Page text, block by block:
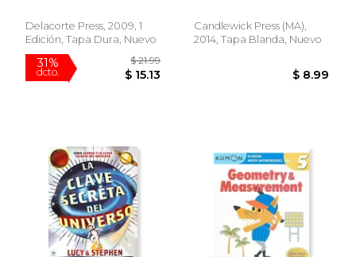
15%
dcto. $ 14.44 $
Delacorte Press, 2009, 1
Edición, Tapa Dura, Nuevo
Candlewick Press (MA),
2014, Tapa Blanda, Nuevo